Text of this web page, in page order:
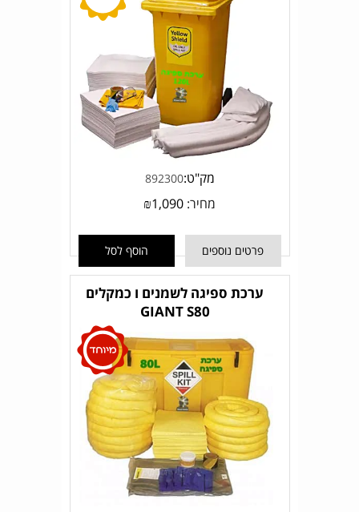
מק"ט:892300
מחיר: ₪1,090
פרטים נוספים הוסף לסל
ערכת ספיגה לשמנים ו כמקלים
GIANT S80